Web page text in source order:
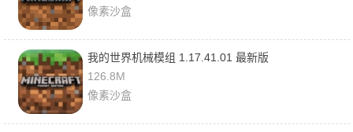
像素沙盒
我的世界机械模组 1.17.41.01 最新版
126.8M
像素沙盒